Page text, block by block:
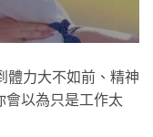
體力大不如前、精神
會以為只是工作太